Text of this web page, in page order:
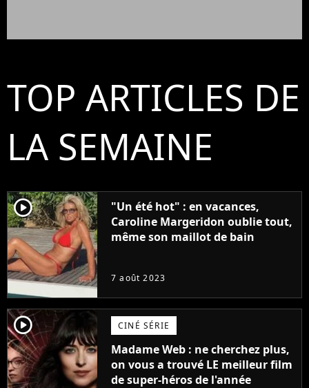
TOP ARTICLES DE
LA SEMAINE
player2
"Un été hot" : en vacances,
Caroline Margeridon oublie tout,
même son maillot de bain
7 août 2023
player2 CINÉ SÉRIE
Madame Web : ne cherchez plus,
on vous a trouvé LE meilleur film
de super-héros de l'année